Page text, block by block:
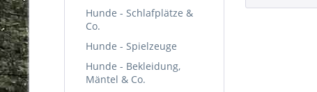
Hunde - Schlafplätze &
Co.
Hunde - Spielzeuge
Hunde - Bekleidung,
Mäntel & Co.